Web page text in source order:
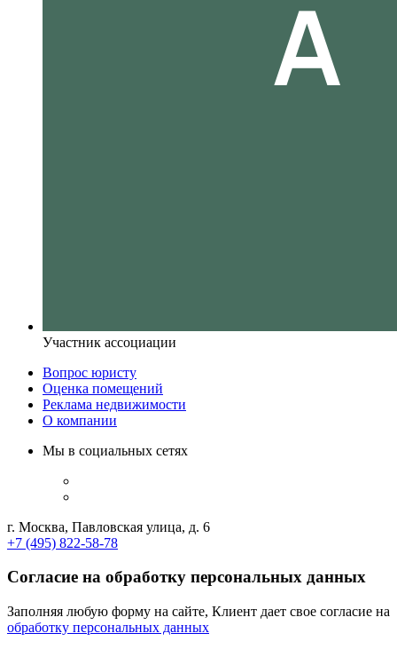
Участник ассоциации
Вопрос юристу
Оценка помещений
Реклама недвижимости
О компании
Мы в социальных сетях
г. Москва, Павловская улица, д. 6
+7 (495) 822-58-78
Согласие на обработку персональных данных
Заполняя любую форму на сайте, Клиент дает свое согласие на
обработку персональных данных